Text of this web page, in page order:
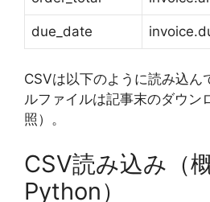
due_date
CSVは以下のように読み込ん
ルファイルは記事末のダウン
照）。
CSV読み込み（
Python）